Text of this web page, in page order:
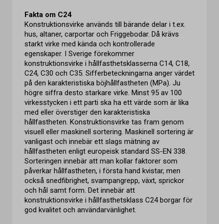
Fakta om C24
Konstruktionsvirke används till bärande delar i t.ex.
hus, altaner, carportar och Friggebodar. Då krävs
starkt virke med kända och kontrollerade
egenskaper. I Sverige förekommer
konstruktionsvirke i hållfasthetsklasserna C14, C18,
C24, C30 och C35. Sifferbeteckningarna anger värdet
på den karakteristiska böjhållfastheten (MPa). Ju
högre siffra desto starkare virke. Minst 95 av 100
virkesstycken i ett parti ska ha ett värde som är lika
med eller överstiger den karakteristiska
hållfastheten. Konstruktionsvirke tas fram genom
visuell eller maskinell sortering. Maskinell sortering är
vanligast och innebär ett slags mätning av
hållfastheten enligt europeisk standard SS-EN 338.
Sorteringen innebär att man kollar faktorer som
påverkar hållfastheten, i första hand kvistar, men
också snedfibrighet, svampangrepp, växt, sprickor
och hål samt form. Det innebär att
konstruktionsvirke i hållfasthetsklass C24 borgar för
god kvalitet och användarvänlighet.